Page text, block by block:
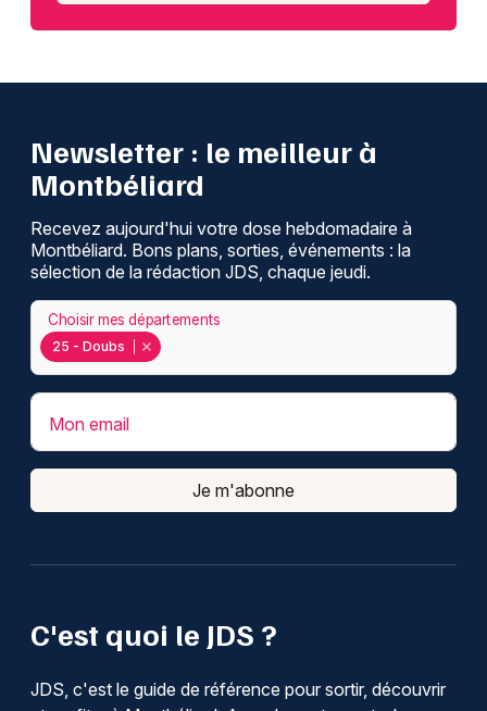
C'est quoi le JDS ?
JDS, c'est le guide de référence pour sortir, découvrir
Newsletter : le meilleur à
Montbéliard
Recevez aujourd'hui votre dose hebdomadaire à
Montbéliard. Bons plans, sorties, événements : la
sélection de la rédaction JDS, chaque jeudi.
25 - Doubs
Choisir mes départements
Mon email
Je m'abonne